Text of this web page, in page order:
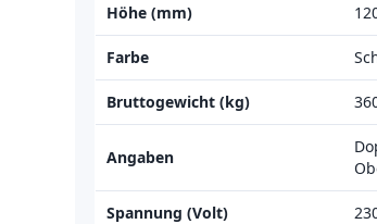
Höhe (mm)
Farbe
Bruttogewicht (kg)
Angaben
Spannung (Volt)